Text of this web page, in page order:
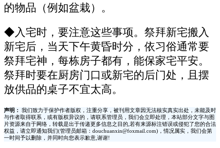
的物品（例如盆栽）。
◆入宅时，要注意这些事项。祭拜新宅搬入
新宅后，当天下午黄昏时分，依习俗通常要
祭拜宅神，每栋房子都有，能保家宅平安。
祭拜时要在厨房门口或新宅的后门处，且摆
放供品的桌子不宜太高。
声明：
我们致力于保护作者版权，注重分享，被刊用文章因无法核实真实出处，未能及时
与作者取得联系，或有版权异议的，请联系管理员，我们会立即处理，本站部分文字与图
片资源来自于网络，转载是出于传递更多信息之目的,若有来源标注错误或侵犯了您的合法
权益，请立即通知我们(管理员邮箱：douchuanxin@foxmail.com)，情况属实，我们会第
一时间予以删除，并同时向您表示歉意,谢谢!